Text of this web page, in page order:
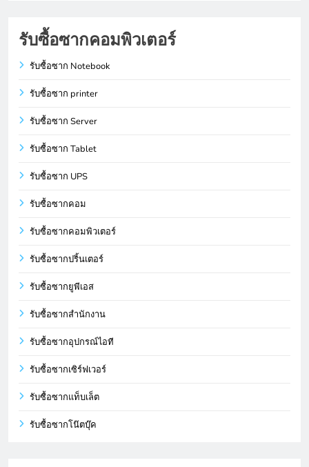
รับซื้อซากคอมพิวเตอร์
รับซื้อซาก Notebook
รับซื้อซาก printer
รับซื้อซาก Server
รับซื้อซาก Tablet
รับซื้อซาก UPS
รับซื้อซากคอม
รับซื้อซากคอมพิวเตอร์
รับซื้อซากปริ้นเตอร์
รับซื้อซากยูพีเอส
รับซื้อซากสำนักงาน
รับซื้อซากอุปกรณ์ไอที
รับซื้อซากเซิร์ฟเวอร์
รับซื้อซากแท็บเล็ต
รับซื้อซากโน๊ตบุ๊ค